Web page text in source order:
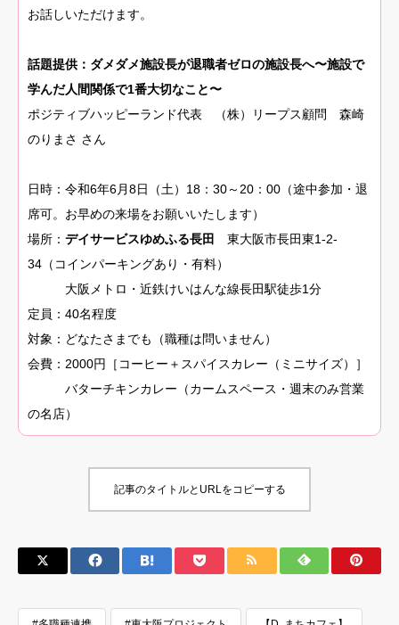
お話しいただけます。
話題提供：ダメダメ施設長が退職者ゼロの施設長へ〜施設で
学んだ人間関係で1番大切なこと〜
ポジティブハッピーランド代表 （株）リープス顧問 森崎
のりまさ さん
日時：令和6年6月8日（土）18：30～20：00（途中参加・退
席可。お早めの来場をお願いいたします）
場所： デイサービスゆめふる長田
東大阪市長田東1-2-
34（コインパーキングあり・有料）
大阪メトロ・近鉄けいはんな線長田駅徒歩1分
定員：40名程度
対象：どなたさまでも（職種は問いません）
会費：2000円［コーヒー＋スパイスカレー（ミニサイズ）］
バターチキンカレー（カームスペース・週末のみ営業
の名店）
記事のタイトルとURLをコピーする